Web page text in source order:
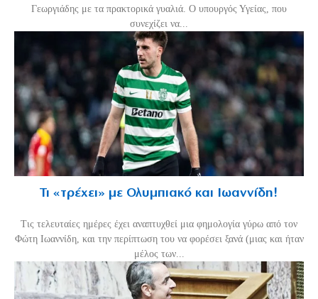
Γεωργιάδης με τα πρακτορικά γυαλιά. Ο υπουργός Υγείας, που
συνεχίζει να...
Τι «τρέχει» με Ολυμπιακό και Ιωαννίδη!
Τις τελευταίες ημέρες έχει αναπτυχθεί μια φημολογία γύρω από τον
Φώτη Ιωαννίδη, και την περίπτωση του να φορέσει ξανά (μιας και ήταν
μέλος των...